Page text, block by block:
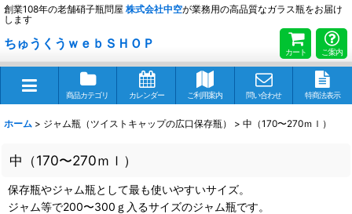
創業108年の老舗硝子瓶問屋 株式会社中空が業務用の高品質なガラス瓶をお届け
します
ちゅうくうｗｅｂＳＨＯＰ
カート ご案内
商品カテゴリ カレンダー ご利用案内 問い合わせ 特商法表示
ホーム > ジャム瓶（ツイストキャップの広口保存瓶） > 中（170〜270ｍｌ）
中（170〜270ｍｌ）
保存瓶やジャム瓶として最も使いやすいサイズ。
ジャム等で200〜300ｇ入るサイズのジャム瓶です。